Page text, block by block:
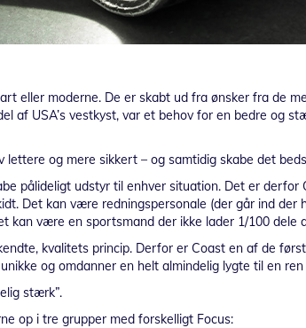
eller moderne. De er skabt ud fra ønsker fra de
af USA’s vestkyst, var et behov for en bedre og
og mere sikkert – og samtidig skabe det
pålideligt udstyr til enhver situation. Det er
Det kan være redningspersonale (der går ind
kan være en sportsmand der ikke lader 1/100 dele
kvalitets princip. Derfor er Coast en af de
og omdanner en helt almindelig lygte til en
stærk”.
op i tre grupper med forskelligt Focus: